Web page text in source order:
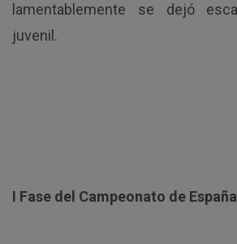
lamentablemente se dejó
juvenil.
I Fase del Campeonato de